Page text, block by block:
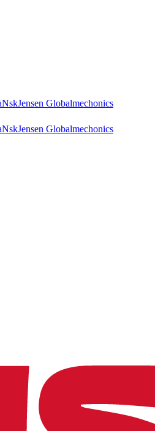
NskJensen Globalmechonics
NskJensen Globalmechonics